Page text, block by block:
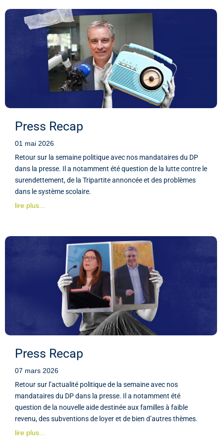
Press Recap
01 mai 2026
Retour sur la semaine politique avec nos mandataires du DP
dans la presse. Il a notamment été question de la lutte contre le
surendettement, de la Tripartite annoncée et des problèmes
dans le système scolaire.
lire plus...
Press Recap
07 mars 2026
Retour sur l’actualité politique de la semaine avec nos
mandataires du DP dans la presse. Il a notamment été
question de la nouvelle aide destinée aux familles à faible
revenu, des subventions de loyer et de bien d’autres thèmes.
lire plus...